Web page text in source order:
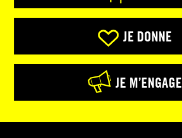
JE DONNE
JE M’ENGAGE